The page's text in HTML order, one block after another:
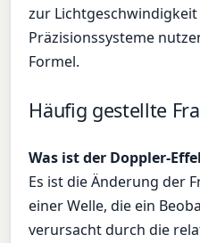
zur
Präzisionssysteme
Formel.
Häufig gestellte
Was ist der Doppler-
Es ist die Änderung der
einer Welle, die ein
verursacht durch die